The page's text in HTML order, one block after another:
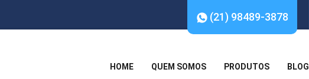
(21) 98489-3878
HOME QUEM SOMOS PRODUTOS BLOG